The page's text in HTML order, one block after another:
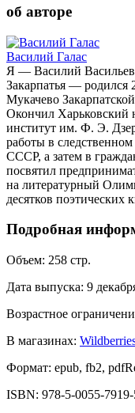
об авторе
Василий Галас
Я — Василий
Закарпатья — родился
Мукачево
Окончил Харьковский
институт им. Ф. Э.
работы в
СССР, а затем в
посвятил
на литературный
десятков поэтических
Подробная
Объем: 258 стр.
Дата выпуска: 9
Возрастное
В магазинах:
Формат: epub, fb2,
ISBN: 978-5-0055-